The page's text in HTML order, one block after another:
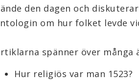
den dagen och
om hur folket levde
Hur religiös var man 1523?